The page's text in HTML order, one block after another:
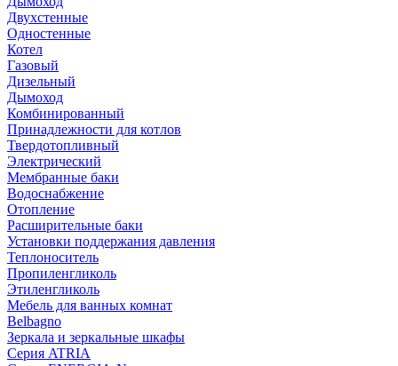
Двухстенные
Одностенные
Котел
Газовый
Дизельный
Дымоход
Комбинированный
Принадлежности для котлов
Твердотопливный
Электрический
Мембранные баки
Водоснабжение
Отопление
Расширительные баки
Установки поддержания давления
Теплоноситель
Пропиленгликоль
Этиленгликоль
Мебель для ванных комнат
Belbagno
Зеркала и зеркальные шкафы
Серия ATRIA